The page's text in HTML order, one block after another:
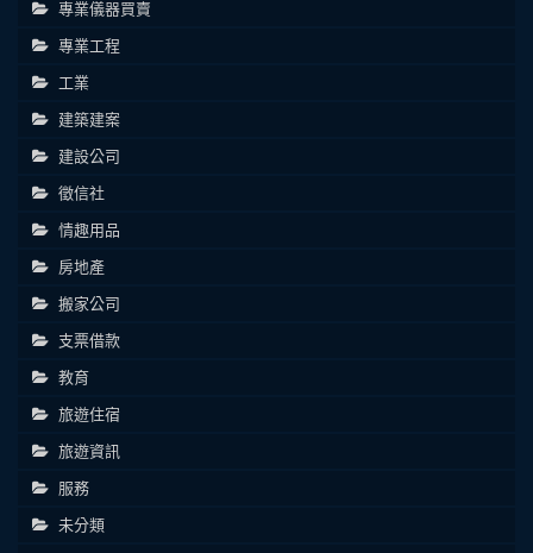
專業儀器買賣
專業工程
工業
建築建案
建設公司
徵信社
情趣用品
房地產
搬家公司
支票借款
教育
旅遊住宿
旅遊資訊
服務
未分類